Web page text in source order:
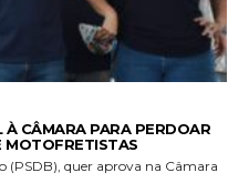
À CÂMARA PARA PERDOAR
MOTOFRETISTAS
(PSDB), quer aprova na Câmara